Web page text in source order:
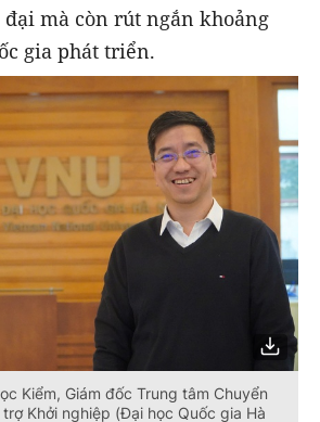
mà còn rút ngắn khoảng
gia phát triển.
Kiểm, Giám đốc Trung tâm Chuyển
Khởi nghiệp (Đại học Quốc gia Hà